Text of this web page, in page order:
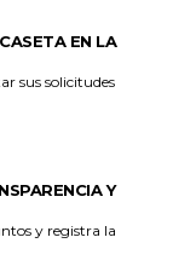
EN LA
sus solicitudes
Y
y registra la